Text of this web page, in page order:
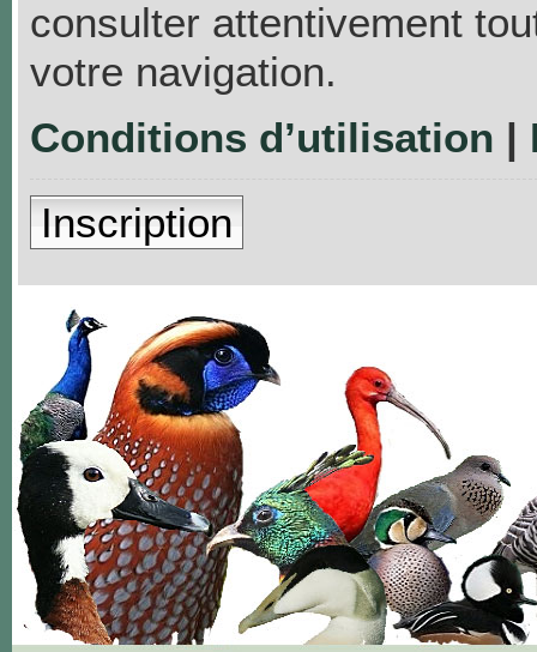
consulter attentivement
votre navigation.
Conditions d’utilisation |
Inscription